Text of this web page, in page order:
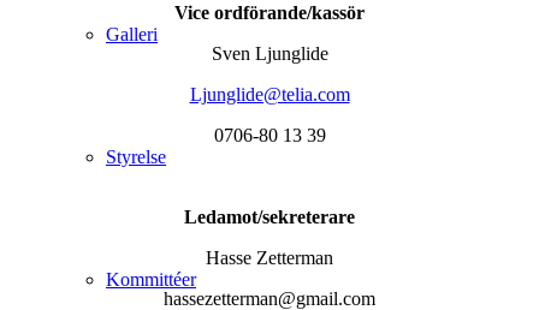
Galleri
Styrelse
Kommittéer
Vice ordförande/kassör
Sven Ljunglide
Ljunglide@telia.com
0706-80 13 39
Ledamot/sekreterare
Hasse Zetterman
hassezetterman@gmail.com